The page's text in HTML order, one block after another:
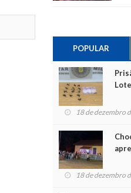
POPULAR
18 de dezembro
18 de dezembro